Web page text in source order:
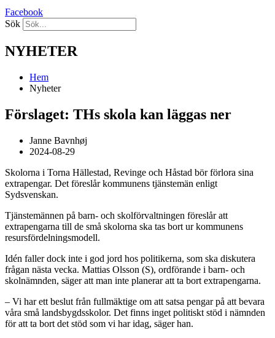
Facebook
Sök
NYHETER
Hem
Nyheter
Förslaget: THs skola kan läggas ner
Janne Bavnhøj
2024-08-29
Skolorna i Torna Hällestad, Revinge och Håstad bör förlora sina
extrapengar. Det föreslår kommunens tjänstemän enligt
Sydsvenskan.
Tjänstemännen på barn- och skolförvaltningen föreslår att
extrapengarna till de små skolorna ska tas bort ur kommunens
resursfördelningsmodell.
Idén faller dock inte i god jord hos politikerna, som ska diskutera
frågan nästa vecka. Mattias Olsson (S), ordförande i barn- och
skolnämnden, säger att man inte planerar att ta bort extrapengarna.
– Vi har ett beslut från fullmäktige om att satsa pengar på att bevara
våra små landsbygdsskolor. Det finns inget politiskt stöd i nämnden
för att ta bort det stöd som vi har idag, säger han.